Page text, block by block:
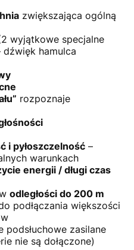
zwiększająca ogólną
wyjątkowe specjalne
dźwięk hamulca
rozpoznaje
i pyłoszczelność –
warunkach
energii / długi czas
odległości do 200 m
podłączania większości
zasilane
nie są dołączone)